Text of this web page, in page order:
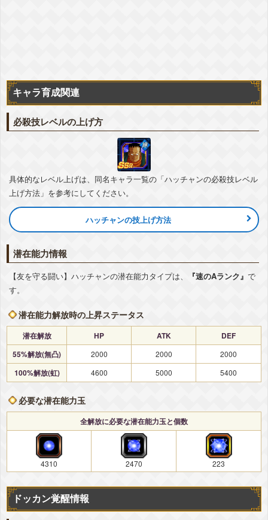
人造人間 人工生命体
『タフな全力ファイト』クリリン
ATK
敵のDEF低下
▽編成おすすめカテゴリ
キャラ育成関連
必殺技レベルの上げ方
具体的なレベル上げは、同名キャラ一覧の「ハッチャンの必殺技レベル
上げ方法」を参考にしてください。
ハッチャンの技上げ方法
潜在能力情報
【友を守る闘い】ハッチャンの潜在能力タイプは、 『速のAランク』 で
す。
潜在能力解放時の上昇ステータス
潜在解放 HP ATK
DEF
55%解放(無凸)
2000 2000 2000
100%解放(虹) 4600 5000 5400
必要な潜在能力玉
全解放に必要な潜在能力玉と個数
4310 2470 223
ドッカン覚醒情報